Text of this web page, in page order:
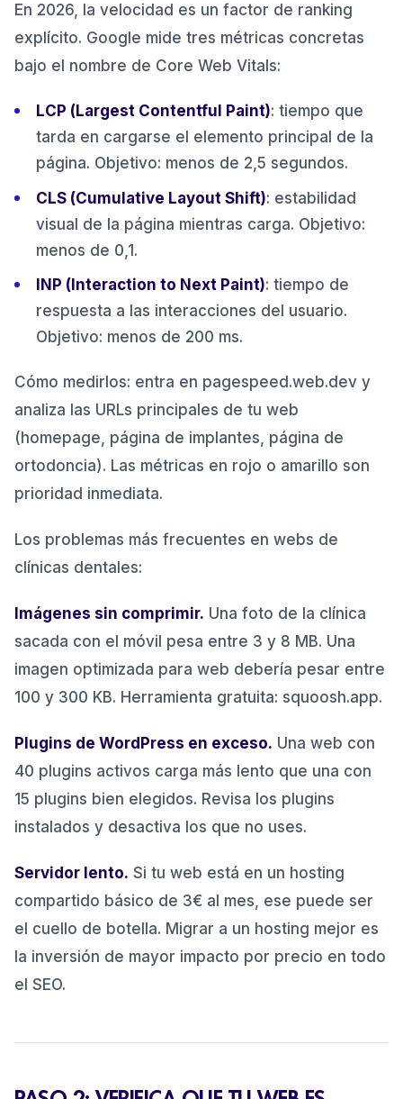
En 2026, la velocidad es un factor de ranking
explícito. Google mide tres métricas concretas
bajo el nombre de Core Web Vitals:
LCP (Largest Contentful Paint): tiempo que
tarda en cargarse el elemento principal de la
página. Objetivo: menos de 2,5 segundos.
CLS (Cumulative Layout Shift): estabilidad
visual de la página mientras carga. Objetivo:
menos de 0,1.
INP (Interaction to Next Paint): tiempo de
respuesta a las interacciones del usuario.
Objetivo: menos de 200 ms.
Cómo medirlos: entra en pagespeed.web.dev y
analiza las URLs principales de tu web
(homepage, página de implantes, página de
ortodoncia). Las métricas en rojo o amarillo son
prioridad inmediata.
Los problemas más frecuentes en webs de
clínicas dentales:
Imágenes sin comprimir. Una foto de la clínica
sacada con el móvil pesa entre 3 y 8 MB. Una
imagen optimizada para web debería pesar entre
100 y 300 KB. Herramienta gratuita: squoosh.app.
Plugins de WordPress en exceso. Una web con
40 plugins activos carga más lento que una con
15 plugins bien elegidos. Revisa los plugins
instalados y desactiva los que no uses.
Servidor lento. Si tu web está en un hosting
compartido básico de 3€ al mes, ese puede ser
el cuello de botella. Migrar a un hosting mejor es
la inversión de mayor impacto por precio en todo
el SEO.